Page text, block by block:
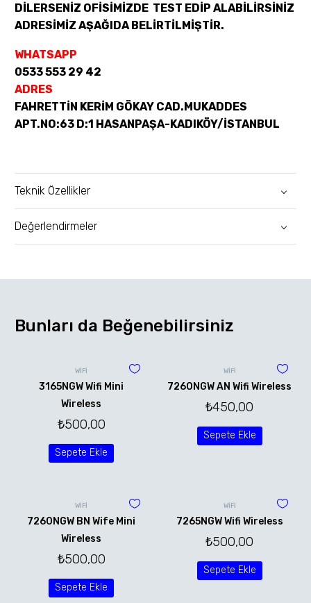
DİLERSENİZ OFİSİMİZDE TEST EDİP ALABİLİRSİNİZ
ADRESİMİZ AŞAĞIDA BELİRTİLMİŞTİR.
WHATSAPP
0533 553 29 42
ADRES
FAHRETTİN KERİM GÖKAY CAD.MUKADDES
APT.NO:63 D:1 HASANPAŞA-KADIKÖY/İSTANBUL
Teknik Özellikler
Değerlendirmeler
Bunları da Beğenebilirsiniz
WİFİ
3165NGW Wifi Mini
Wireless
₺500,00
Sepete Ekle
WİFİ
7260NGW AN Wifi Wireless
₺450,00
Sepete Ekle
WİFİ
7260NGW BN Wife Mini
Wireless
₺500,00
Sepete Ekle
WİFİ
7265NGW Wifi Wireless
₺500,00
Sepete Ekle